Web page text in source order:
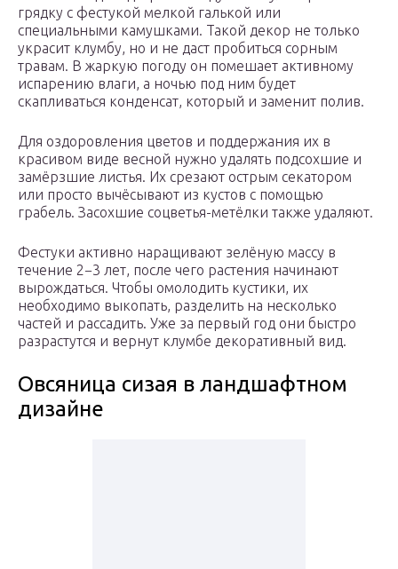
грядку с фестукой мелкой галькой или
специальными камушками. Такой декор не только
украсит клумбу, но и не даст пробиться сорным
травам. В жаркую погоду он помешает активному
испарению влаги, а ночью под ним будет
скапливаться конденсат, который и заменит полив.
Для оздоровления цветов и поддержания их в
красивом виде весной нужно удалять подсохшие и
замёрзшие листья. Их срезают острым секатором
или просто вычёсывают из кустов с помощью
грабель. Засохшие соцветья-метёлки также удаляют.
Фестуки активно наращивают зелёную массу в
течение 2−3 лет, после чего растения начинают
вырождаться. Чтобы омолодить кустики, их
необходимо выкопать, разделить на несколько
частей и рассадить. Уже за первый год они быстро
разрастутся и вернут клумбе декоративный вид.
Овсяница сизая в ландшафтном
дизайне